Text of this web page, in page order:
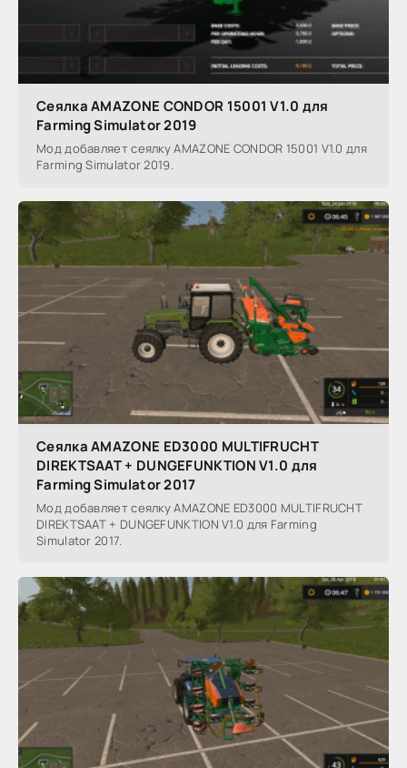
Сеялка AMAZONE CONDOR 15001 V1.0 для
Farming Simulator 2019
Мод добавляет сеялку AMAZONE CONDOR 15001 V1.0 для
Farming Simulator 2019.
Сеялка AMAZONE ED3000 MULTIFRUCHT
DIREKTSAAT + DUNGEFUNKTION V1.0 для
Farming Simulator 2017
Мод добавляет сеялку AMAZONE ED3000 MULTIFRUCHT
DIREKTSAAT + DUNGEFUNKTION V1.0 для Farming
Simulator 2017.